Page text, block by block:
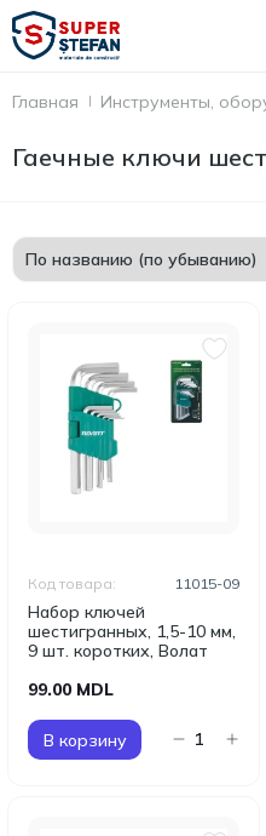
Главная Инструменты,
Гаечные ключи
Набор ключей
шестигранных, 1,5-10 мм,
9 шт. коротких, Волат
Код товара: 11015-09
99.00 MDL
В корзину